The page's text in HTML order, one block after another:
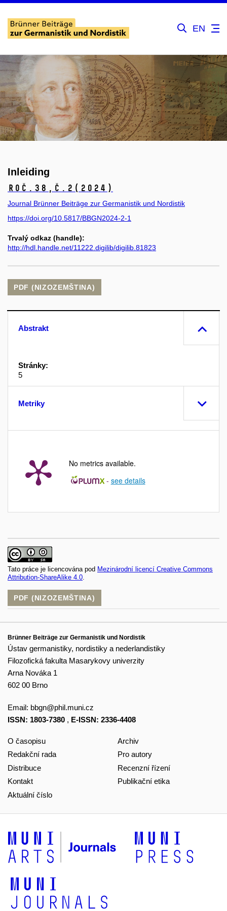
EN
Inleiding
Roč.38, č.2 (2024)
Journal Brünner Beiträge zur Germanistik und Nordistik
https://doi.org/10.5817/BBGN2024-2-1
Trvalý odkaz (handle):
http://hdl.handle.net/11222.digilib/digilib.81823
PDF (NIZOZEMŠTINA)
Abstrakt
Stránky:
5
Metriky
No metrics available.
- see details
Tato práce je licencována pod Mezinárodní licencí Creative Commons
Attribution-ShareAlike 4.0.
PDF (NIZOZEMŠTINA)
Brünner Beiträge zur Germanistik und Nordistik
Ústav germanistiky, nordistiky a nederlandistiky
Filozofická fakulta Masarykovy univerzity
Arna Nováka 1
602 00 Brno
Email: bbgn@phil.muni.cz
ISSN: 1803-7380 , E-ISSN: 2336-4408
O časopisu
Redakční rada
Distribuce
Kontakt
Aktuální číslo
Archiv
Pro autory
Recenzní řízení
Publikační etika